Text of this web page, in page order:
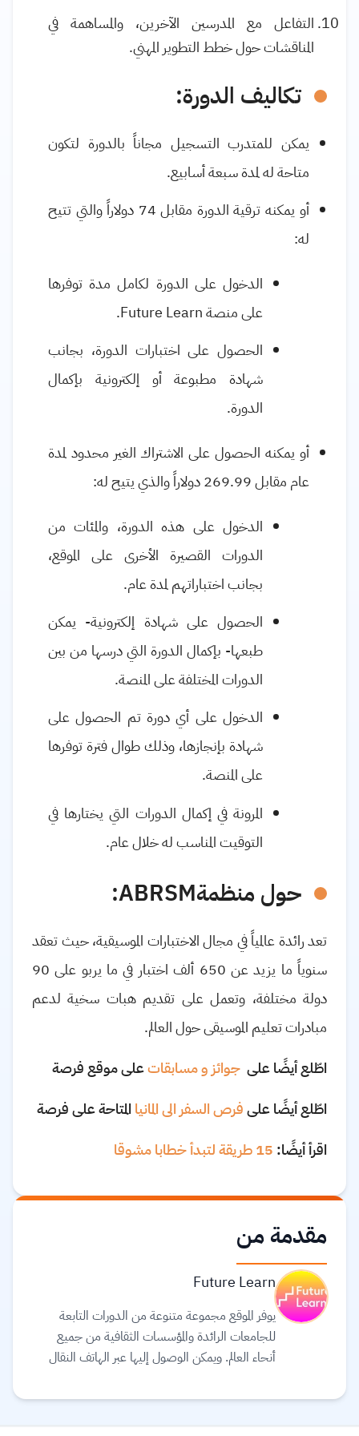
التفاعل مع المدرسين الآخرين، والمساهمة في
المناقشات حول خطط التطوير المهني.
تكاليف الدورة:
يمكن للمتدرب التسجيل مجاناً بالدورة لتكون
متاحة له لمدة سبعة أسابيع.
أو يمكنه ترقية الدورة مقابل 74 دولاراً والتي تتيح
له:
الدخول على الدورة لكامل مدة توفرها
على منصةFuture Learn
.
الحصول على اختبارات الدورة، بجانب
شهادة مطبوعة أو إلكترونية بإكمال
الدورة.
أو يمكنه الحصول على الاشتراك الغير محدود لمدة
عام مقابل 269.99 دولاراً والذي يتيح له:
الدخول على هذه الدورة، والمئات من
الدورات القصيرة الأخرى على الموقع،
بجانب اختباراتهم لمدة عام.
الحصول على شهادة إلكترونية- يمكن
طبعها- بإكمال الدورة التي درسها من بين
الدورات المختلفة على المنصة.
الدخول على أي دورة تم الحصول على
شهادة بإنجازها، وذلك طوال فترة توفرها
على المنصة.
المرونة في إكمال الدورات التي يختارها في
التوقيت المناسب له خلال عام.
حول منظمةABRSM
:
تعد رائدة عالمياً في مجال الاختبارات الموسيقية، حيث تعقد
سنوياً ما يزيد عن 650 ألف اختبار في ما يربو على 90
دولة مختلفة، وتعمل على تقديم هبات سخية لدعم
مبادرات تعليم الموسيقى حول العالم.
اطّلع أيضًا على جوائز و مسابقاتعلى موقع فرصة
اطّلع أيضًا علىفرص السفر الى المانيا المتاحة على فرصة
اقرأ أيضًا: 15 طريقة لتبدأ خطابا مشوقا
مقدمة من
Future Learn
يوفر الموقع مجموعة متنوعة من الدورات التابعة
للجامعات الرائدة والمؤسسات الثقافية من جميع
أنحاء العالم. ويمكن الوصول إليها عبر الهاتف النقال
يمكنك توفيق التعليم في حياتك. يعتقد القائمون على